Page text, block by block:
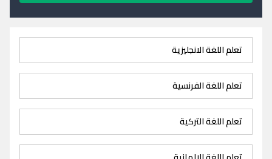
تعلم اللغة الانجليزية
تعلم اللغة الفرنسية
تعلم اللغة التركية